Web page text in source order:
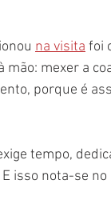
na visita foi
mexer a
porque é
tempo,
isso nota-se